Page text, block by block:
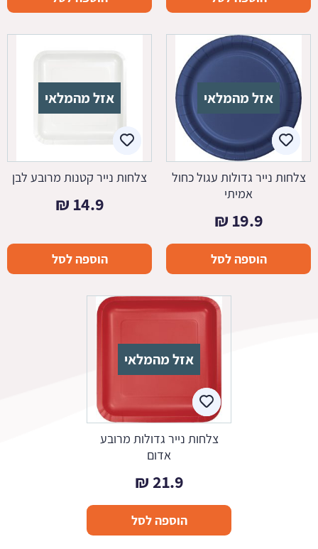
אזל מהמלאי
צלחות נייר גדולות עגול כחול
אמיתי
19.9
₪
הוספה לסל
אזל מהמלאי
צלחות נייר קטנות מרובע לבן
14.9
₪
הוספה לסל
אזל מהמלאי
צלחות נייר גדולות מרובע
אדום
21.9
₪
הוספה לסל